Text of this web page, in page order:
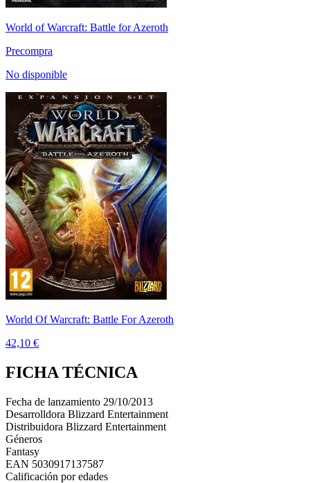
World of Warcraft: Battle for Azeroth
Precompra
No disponible
World Of Warcraft: Battle For Azeroth
42,10 €
FICHA TÉCNICA
Fecha de lanzamiento 29/10/2013
Desarrolldora Blizzard Entertainment
Distribuidora Blizzard Entertainment
Géneros
Fantasy
EAN 5030917137587
Calificación por edades